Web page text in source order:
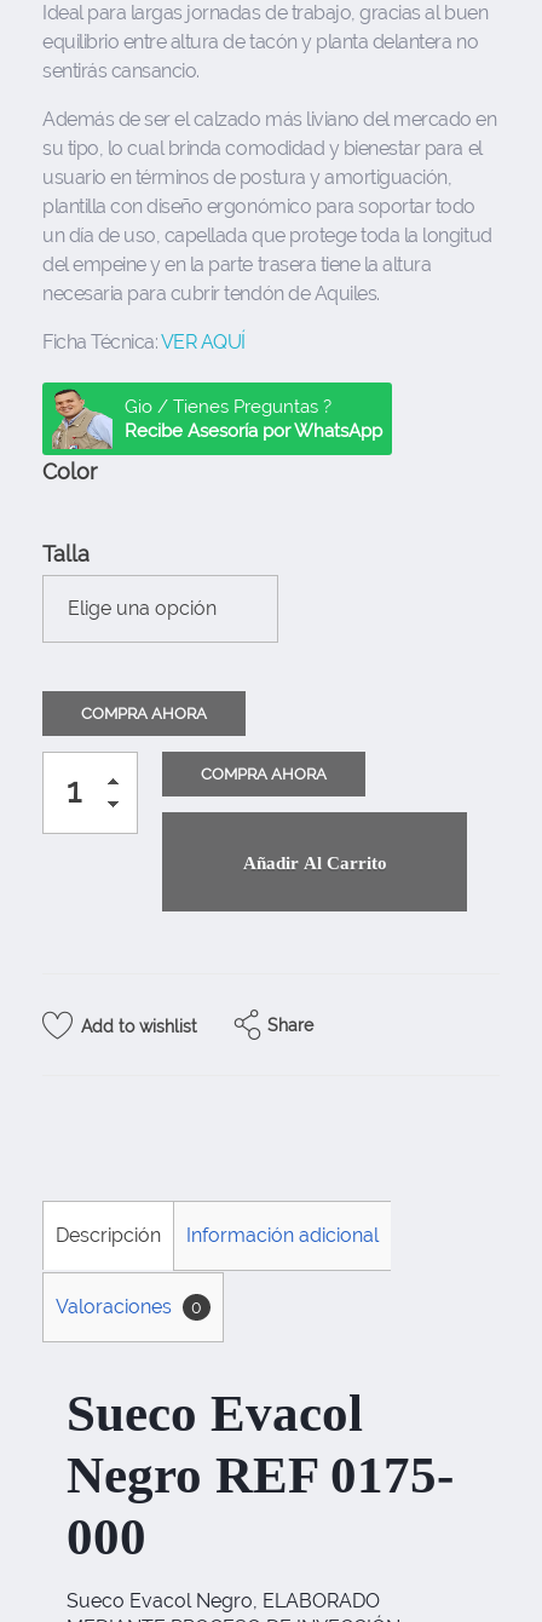
Ideal para largas jornadas de trabajo, gracias al buen
equilibrio entre altura de tacón y planta delantera no
sentirás cansancio.
Además de ser el calzado más liviano del mercado en
su tipo, lo cual brinda comodidad y bienestar para el
usuario en términos de postura y amortiguación,
plantilla con diseño ergonómico para soportar todo
un día de uso, capellada que protege toda la longitud
del empeine y en la parte trasera tiene la altura
necesaria para cubrir tendón de Aquiles.
Ficha Técnica:VER AQUÍ
Gio / Tienes Preguntas ?
Recibe Asesoría por WhatsApp
Color
Talla
Añadir Al Carrito
Add to wishlist Share
Descripción Información adicional
Valoraciones 0
Sueco Evacol
Negro REF 0175-
000
Sueco Evacol Negro, ELABORADO